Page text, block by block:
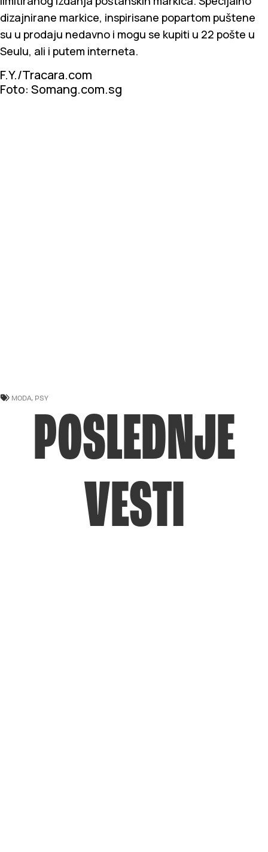
dizajnirane markice, inspirisane popartom puštene
su u prodaju nedavno i mogu se kupiti u 22 pošte u
Seulu, ali i putem interneta.
F.Y./Tracara.com
Foto: Somang.com.sg
MODA, PSY
POSLEDNJE
VESTI